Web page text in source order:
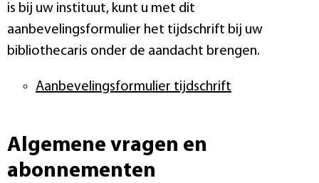
is bij uw instituut, kunt u met dit
aanbevelingsformulier het tijdschrift bij uw
bibliothecaris onder de aandacht brengen.
Aanbevelingsformulier tijdschrift
Algemene vragen en
abonnementen